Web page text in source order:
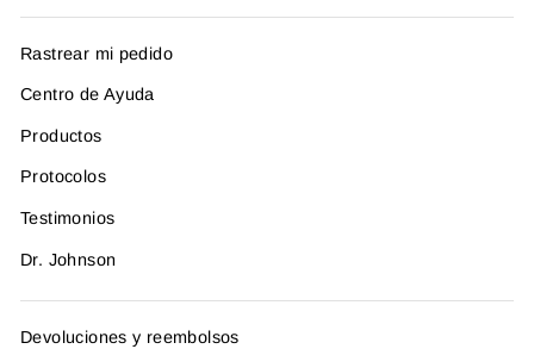
Rastrear mi pedido
Centro de Ayuda
Productos
Protocolos
Testimonios
Dr. Johnson
Devoluciones y reembolsos